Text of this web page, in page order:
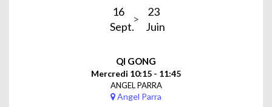
l’exécution de mouvements lents, synchronisés avec la
respiration abdominale.
postures immobiles, d’étirements et de moments de
Son objectif est de parvenir à l’harmonie corporelle et
16
Sept.
23
Juin
QI GONG
Mercredi 10:15 - 11:45
ANGEL PARRA
Angel Parra